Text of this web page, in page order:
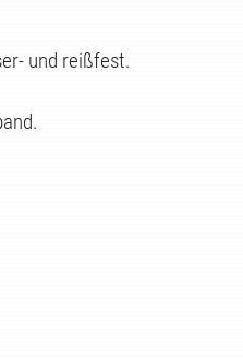
und reißfest.